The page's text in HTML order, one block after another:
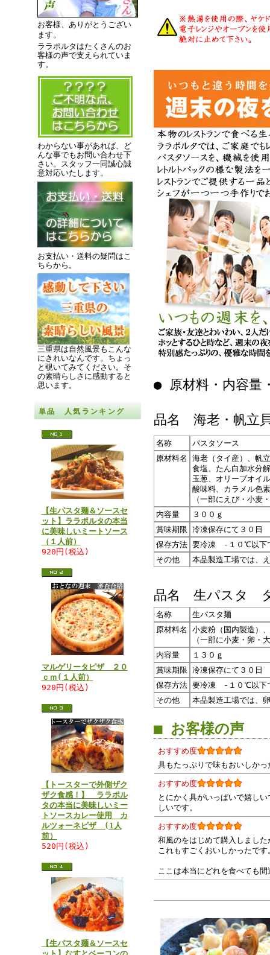
お客様、ありがとうござい
ます。
ララポルタはたくさんのお
客様の声で支えられていま
す。
わからない事があれば、ど
んな事でもお問い合わせ下
さい。スタッフ一同誠心誠
意対応いたします。
お支払い・送料の疑問はこ
ちらから。
三重県は自然風景もこんな
にきれいなんです。 ちょっ
と覗いてみてください。 そ
の素晴らしさに感動すると
思います。
単品 人気ランキング
【生パスタ麺＆ソースセ
ット】ララポルタの本当
に美味しいミートソース
（１人前）
920円(税込)
マルゲリータピザ ２０
ｃｍ(１人前）
920円(税込)
【トースターで外側ザク
ザク食感！】 ララポル
タの本当に美味しいミー
トソースカレー使用 カ
ルツォーネピザ (1人
前）
520円(税込)
【生パスタ麺＆ソースセ
● 原材料・内容量
品名 海老・帆立
名称
パスタソース
原材料名
海老（タイ産）、帆
食塩、たん白加水分
玉葱、オリーブオイ
酸味料、カラメル色素
（一部にえび・小麦
内容量
３００ｇ
賞味期限 冷凍保存にて３０日
保存方法 要冷凍 -１０℃以下
その他
本品製造工場では、
品名 生パスタ
名称
生パスタ麺
原材料名
小麦粉（国内製造）
（一部に小麦・卵・
内容量
１３０ｇ
賞味期限 冷凍保存にて３０日
保存方法 要冷凍 -１０℃以下
その他
本品製造工場では、
■ お客様の声
おすすめ度
具もたっぷりで味もおいしかっ
おすすめ度
とにかく具がいっぱいで嬉し
しいです。
おすすめ度
和風のをはじめて購入しました
これもすごくおいしかったです
ここは本当にどれを食べても